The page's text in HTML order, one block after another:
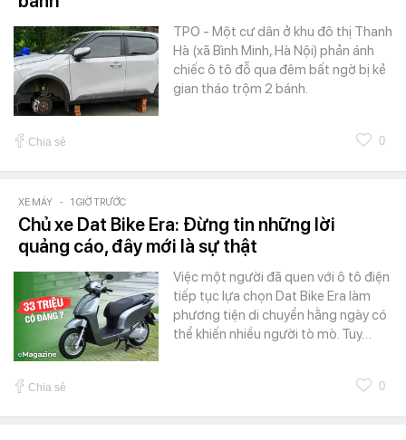
TPO - Một cư dân ở khu đô thị Thanh
Hà (xã Bình Minh, Hà Nội) phản ánh
chiếc ô tô đỗ qua đêm bất ngờ bị kẻ
gian tháo trộm 2 bánh.
Chia sẻ 0
XE MÁY - 1 GIỜ TRƯỚC
Chủ xe Dat Bike Era: Đừng tin những lời
quảng cáo, đây mới là sự thật
Việc một người đã quen với ô tô điện
tiếp tục lựa chọn Dat Bike Era làm
phương tiện di chuyển hằng ngày có
thể khiến nhiều người tò mò. Tuy…
Chia sẻ 0